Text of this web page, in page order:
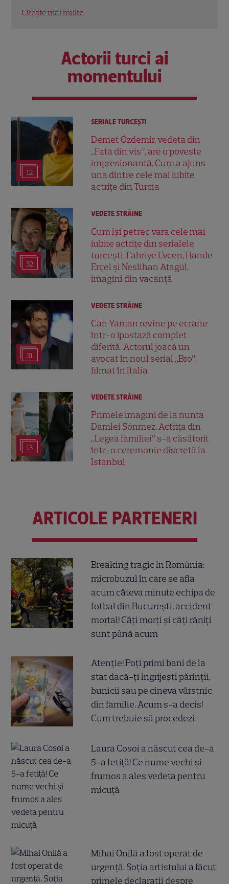
Citește mai multe
Actorii turci ai
momentului
12
SERIALE TURCEŞTI
Demet Özdemir, vedeta din
„Fata din vis”, are o poveste
impresionantă. Cum a ajuns
una dintre cele mai iubite
actrițe din Turcia
32
VEDETE STRĂINE
Cum își petrec vara cele mai
iubite actrițe din serialele
turcești. Fahriye Evcen, Hande
Erçel și Neslihan Atagül,
imagini din vacanță
31
VEDETE STRĂINE
Can Yaman revine pe ecrane
într-o ipostază complet
diferită. Actorul joacă un
avocat în noul serial „Bro”,
filmat în Italia
13
VEDETE STRĂINE
Primele imagini de la nunta
Damlei Sönmez. Actrița din
„Legea familiei” s-a căsătorit
într-o ceremonie discretă la
Istanbul
ARTICOLE PARTENERI
Breaking tragic în România:
microbuzul în care se afla
acum câteva minute echipa de
fotbal din București, accident
mortal! Câți morți și câți răniți
sunt până acum
Atenție! Poți primi bani de la
stat dacă-ți îngrijești părinții,
bunicii sau pe cineva vârstnic
din familie. Acum s-a decis!
Cum trebuie să procedezi
Laura Cosoi a născut cea de-a
5-a fetiță! Ce nume vechi și
frumos a ales vedeta pentru
micuță
Mihai Onilă a fost operat de
urgență. Soția artistului a făcut
primele declarații despre